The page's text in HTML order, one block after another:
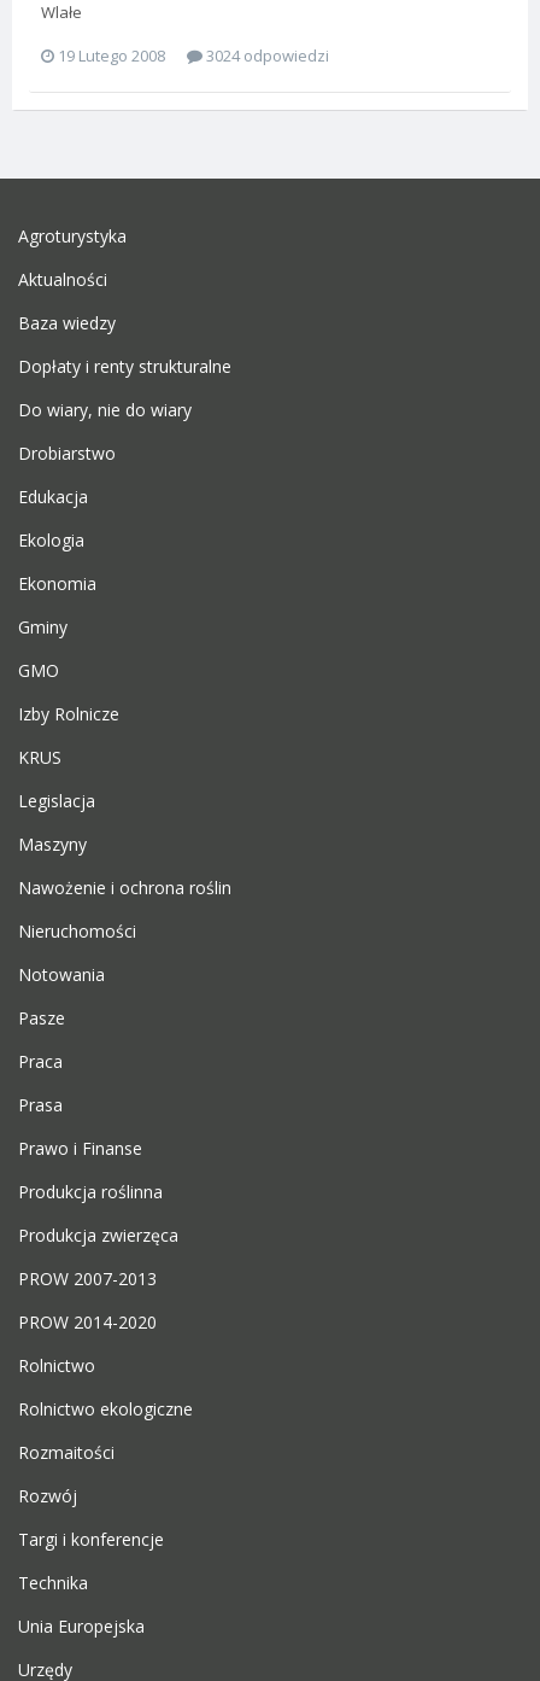
Wlałe
19 Lutego 2008
3024 odpowiedzi
Agroturystyka
Aktualności
Baza wiedzy
Dopłaty i renty strukturalne
Do wiary, nie do wiary
Drobiarstwo
Edukacja
Ekologia
Ekonomia
Gminy
GMO
Izby Rolnicze
KRUS
Legislacja
Maszyny
Nawożenie i ochrona roślin
Nieruchomości
Notowania
Pasze
Praca
Prasa
Prawo i Finanse
Produkcja roślinna
Produkcja zwierzęca
PROW 2007-2013
PROW 2014-2020
Rolnictwo
Rolnictwo ekologiczne
Rozmaitości
Rozwój
Targi i konferencje
Technika
Unia Europejska
Urzędy